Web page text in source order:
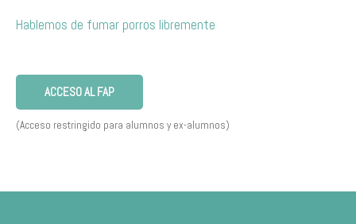
Hablemos de fumar porros libremente
ACCESO AL FAP
(Acceso restringido para alumnos y ex-alumnos)